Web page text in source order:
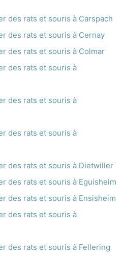
des rats et souris à Carspach
des rats et souris à Cernay
des rats et souris à Colmar
des rats et souris à
des rats et souris à
des rats et souris à
des rats et souris à Dietwiller
des rats et souris à Eguisheim
des rats et souris à Ensisheim
des rats et souris à
des rats et souris à Fellering